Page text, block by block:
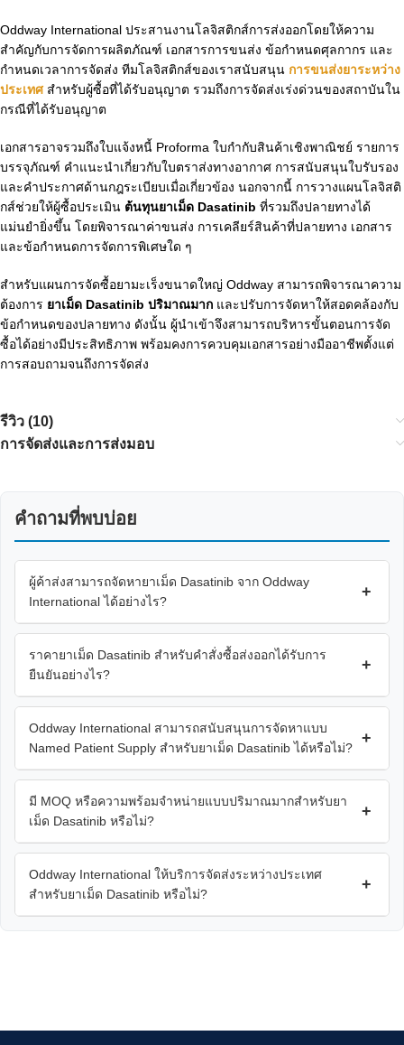
Oddway International ประสานงานโลจิสติกส์การส่งออกโดยให้ความ
สำคัญกับการจัดการผลิตภัณฑ์ เอกสารการขนส่ง ข้อกำหนดศุลกากร และ
กำหนดเวลาการจัดส่ง ทีมโลจิสติกส์ของเราสนับสนุน การขนส่งยาระหว่าง
ประเทศสำหรับผู้ซื้อที่ได้รับอนุญาต รวมถึงการจัดส่งเร่งด่วนของสถาบันใน
กรณีที่ได้รับอนุญาต
เอกสารอาจรวมถึงใบแจ้งหนี้ Proforma ใบกำกับสินค้าเชิงพาณิชย์ รายการ
บรรจุภัณฑ์ คำแนะนำเกี่ยวกับใบตราส่งทางอากาศ การสนับสนุนใบรับรอง
และคำประกาศด้านกฎระเบียบเมื่อเกี่ยวข้อง นอกจากนี้ การวางแผนโลจิสติ
กส์ช่วยให้ผู้ซื้อประเมิน ต้นทุนยาเม็ด Dasatinib ที่รวมถึงปลายทางได้
แม่นยำยิ่งขึ้น โดยพิจารณาค่าขนส่ง การเคลียร์สินค้าที่ปลายทาง เอกสาร
และข้อกำหนดการจัดการพิเศษใด ๆ
สำหรับแผนการจัดซื้อยามะเร็งขนาดใหญ่ Oddway สามารถพิจารณาความ
ต้องการ ยาเม็ด Dasatinib ปริมาณมาก และปรับการจัดหาให้สอดคล้องกับ
ข้อกำหนดของปลายทาง ดังนั้น ผู้นำเข้าจึงสามารถบริหารขั้นตอนการจัด
ซื้อได้อย่างมีประสิทธิภาพ พร้อมคงการควบคุมเอกสารอย่างมืออาชีพตั้งแต่
การสอบถามจนถึงการจัดส่ง
รีวิว (10)
การจัดส่งและการส่งมอบ
คำถามที่พบบ่อย
ผู้ค้าส่งสามารถจัดหายาเม็ด Dasatinib จาก Oddway
International ได้อย่างไร?
+
ราคายาเม็ด Dasatinib สำหรับคำสั่งซื้อส่งออกได้รับการ
ยืนยันอย่างไร?
+
Oddway International สามารถสนับสนุนการจัดหาแบบ
Named Patient Supply สำหรับยาเม็ด Dasatinib ได้หรือไม่?
+
มี MOQ หรือความพร้อมจำหน่ายแบบปริมาณมากสำหรับยา
เม็ด Dasatinib หรือไม่?
+
Oddway International ให้บริการจัดส่งระหว่างประเทศ
สำหรับยาเม็ด Dasatinib หรือไม่?
+